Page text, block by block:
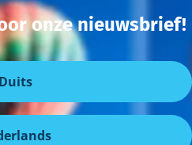
onze nieuwsbrief!
Duits